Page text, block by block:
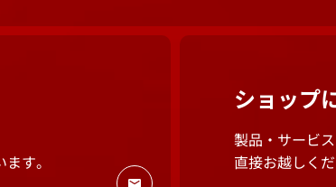
す。
ショップ
製品・サービ
直接お越しくだ